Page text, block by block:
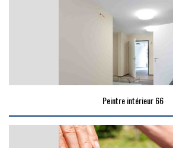
Peintre intérieur 66